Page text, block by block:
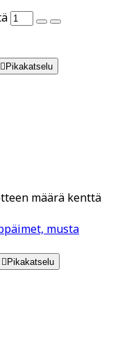
 Pikakatselu
määrä kenttä
musta
Pikakatselu